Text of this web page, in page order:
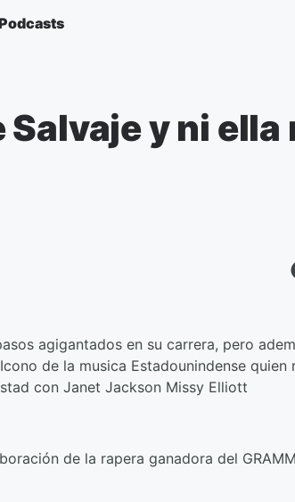
y ni ella
agigantados en su carrera, pero
de la musica Estadounindense quien
con Janet Jackson Missy Elliott
de la rapera ganadora del